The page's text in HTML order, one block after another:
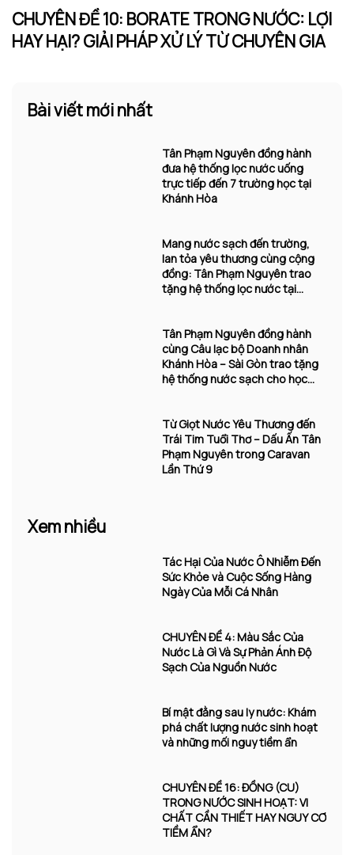
CHUYÊN ĐỀ 10: BORATE TRONG NƯỚC: LỢI
HAY HẠI? GIẢI PHÁP XỬ LÝ TỪ CHUYÊN GIA
Bài viết mới nhất
Tân Phạm Nguyên đồng hành
đưa hệ thống lọc nước uống
trực tiếp đến 7 trường học tại
Khánh Hòa
Mang nước sạch đến trường,
lan tỏa yêu thương cùng cộng
đồng: Tân Phạm Nguyên trao
tặng hệ thống lọc nước tại
Tân Phạm Nguyên đồng hành
cùng Câu lạc bộ Doanh nhân
Khánh Hòa – Sài Gòn trao tặng
hệ thống nước sạch cho học
Từ Giọt Nước Yêu Thương đến
Trái Tim Tuổi Thơ – Dấu Ấn Tân
Phạm Nguyên trong Caravan
Lần Thứ 9
Xem nhiều
Tác Hại Của Nước Ô Nhiễm Đến
Sức Khỏe và Cuộc Sống Hàng
Ngày Của Mỗi Cá Nhân
CHUYÊN ĐỀ 4: Màu Sắc Của
Nước Là Gì Và Sự Phản Ánh Độ
Sạch Của Nguồn Nước
Bí mật đằng sau ly nước: Khám
phá chất lượng nước sinh hoạt
và những mối nguy tiềm ẩn
CHUYÊN ĐỀ 16: ĐỒNG (CU)
TRONG NƯỚC SINH HOẠT: VI
CHẤT CẦN THIẾT HAY NGUY CƠ
TIỀM ẨN?